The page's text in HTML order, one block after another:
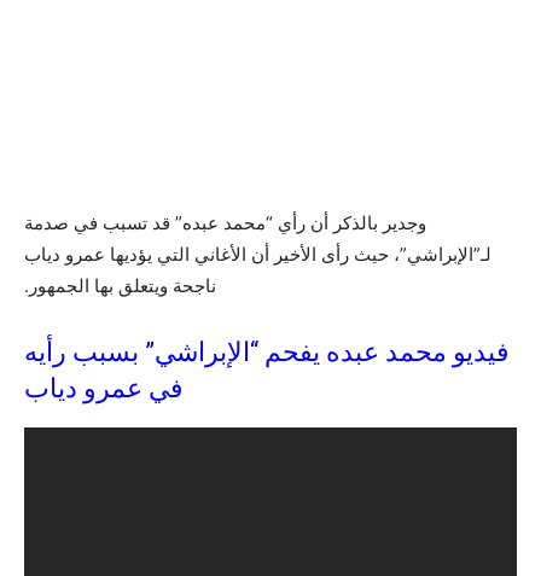
وجدير بالذكر أن رأي “محمد عبده” قد تسبب في صدمة
لـ”الإبراشي”، حيث رأى الأخير أن الأغاني التي يؤديها عمرو دياب
ناجحة ويتعلق بها الجمهور.
فيديو محمد عبده يفحم “الإبراشي” بسبب رأيه
في عمرو دياب